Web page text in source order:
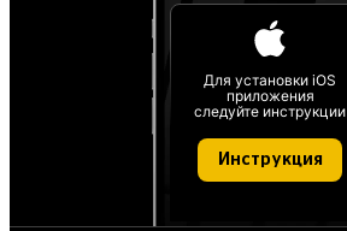
Для установки iOS
приложения
следуйте инструкции
Инструкция